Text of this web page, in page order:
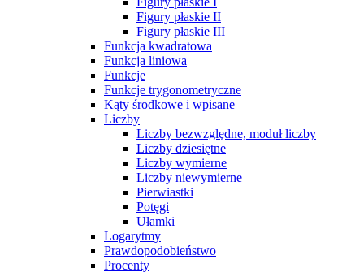
Figury płaskie II
Figury płaskie III
Funkcja kwadratowa
Funkcja liniowa
Funkcje
Funkcje trygonometryczne
Kąty środkowe i wpisane
Liczby
Liczby bezwzględne, moduł liczby
Liczby dziesiętne
Liczby wymierne
Liczby niewymierne
Pierwiastki
Potęgi
Ułamki
Logarytmy
Prawdopodobieństwo
Procenty